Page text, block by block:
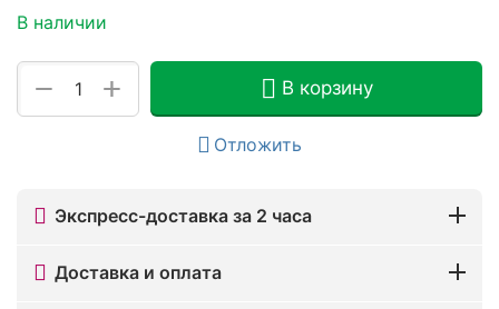
В наличии
+
− В корзину
Отложить
Экспресс-доставка за 2 часа
Доставка и оплата